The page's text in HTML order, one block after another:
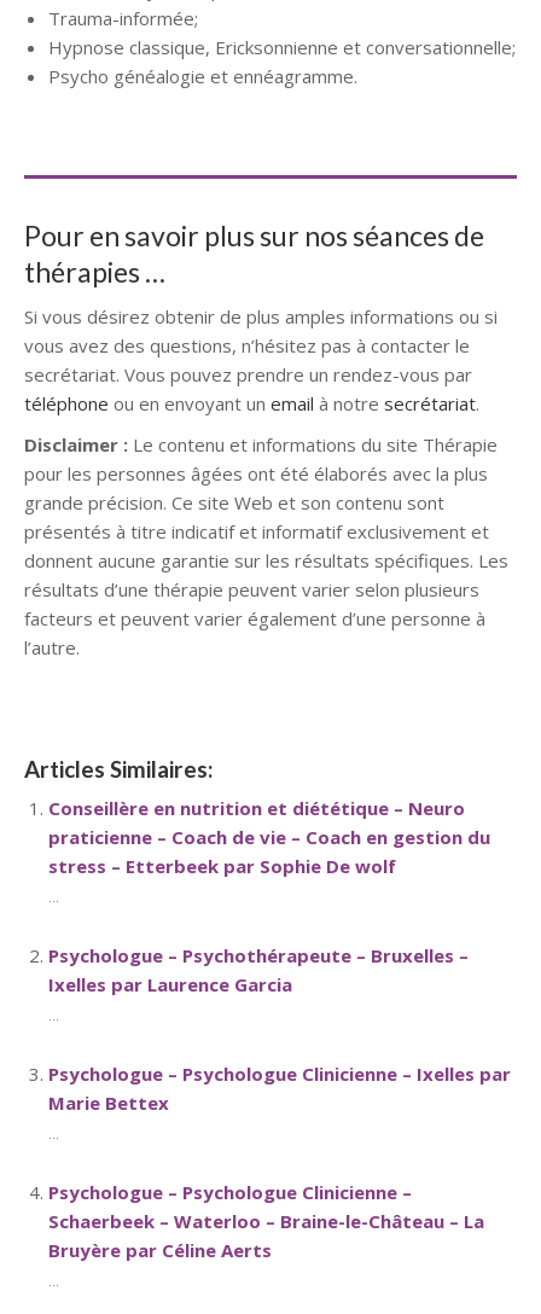
Trauma-informée;
Hypnose classique, Ericksonnienne et conversationnelle;
Psycho généalogie et ennéagramme.
Pour en savoir plus sur nos séances de
thérapies …
Si vous désirez obtenir de plus amples informations ou si
vous avez des questions, n’hésitez pas à contacter le
secrétariat. Vous pouvez prendre un rendez-vous par
téléphone ou en envoyant un email à notre secrétariat.
Disclaimer : Le contenu et informations du site Thérapie
pour les personnes âgées ont été élaborés avec la plus
grande précision. Ce site Web et son contenu sont
présentés à titre indicatif et informatif exclusivement et
donnent aucune garantie sur les résultats spécifiques. Les
résultats d’une thérapie peuvent varier selon plusieurs
facteurs et peuvent varier également d’une personne à
l’autre.
Articles Similaires:
Conseillère en nutrition et diététique – Neuro
praticienne – Coach de vie – Coach en gestion du
stress – Etterbeek par Sophie De wolf
...
Psychologue – Psychothérapeute – Bruxelles –
Ixelles par Laurence Garcia
...
Psychologue – Psychologue Clinicienne – Ixelles par
Marie Bettex
...
Psychologue – Psychologue Clinicienne –
Schaerbeek – Waterloo – Braine-le-Château – La
Bruyère par Céline Aerts
...